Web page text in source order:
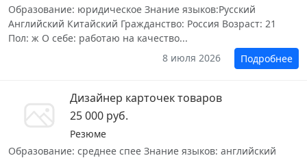
Образование: юридическое Знание языков:Русский
Английский Китайский Гражданство: Россия Возраст: 21
Пол: ж О себе: работаю на качество...
8 июля 2026
Подробнее
Дизайнер карточек товаров
25 000 руб.
Резюме
Образование: среднее спее Знание языков: английский